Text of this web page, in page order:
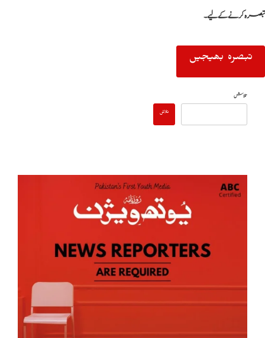
تبصرہ کرنے کےلیے۔
تلاش
تلاش